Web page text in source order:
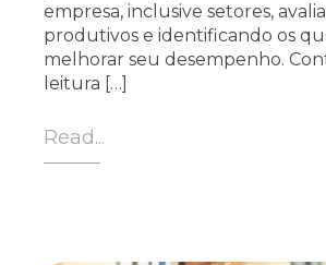
empresa, inclusive setores,
produtivos e identificando os
melhorar seu desempenho.
leitura […]
Read...